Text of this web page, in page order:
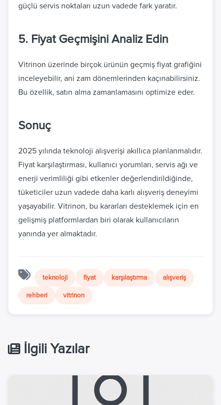
güçlü servis noktaları uzun vadede fark yaratır.
5. Fiyat Geçmişini Analiz Edin
Vitrinon üzerinde birçok ürünün geçmiş fiyat grafiğini
inceleyebilir, ani zam dönemlerinden kaçınabilirsiniz.
Bu özellik, satın alma zamanlamasını optimize eder.
Sonuç
2025 yılında teknoloji alışverişi akıllıca planlanmalıdır.
Fiyat karşılaştırması, kullanıcı yorumları, servis ağı ve
enerji verimliliği gibi etkenler değerlendirildiğinde,
tüketiciler uzun vadede daha karlı alışveriş deneyimi
yaşayabilir. Vitrinon, bu kararları desteklemek için en
gelişmiş platformlardan biri olarak kullanıcıların
yanında yer almaktadır.
teknoloji fiyat karşılaştırma alışveriş
rehberi vitrinon
İlgili Yazılar